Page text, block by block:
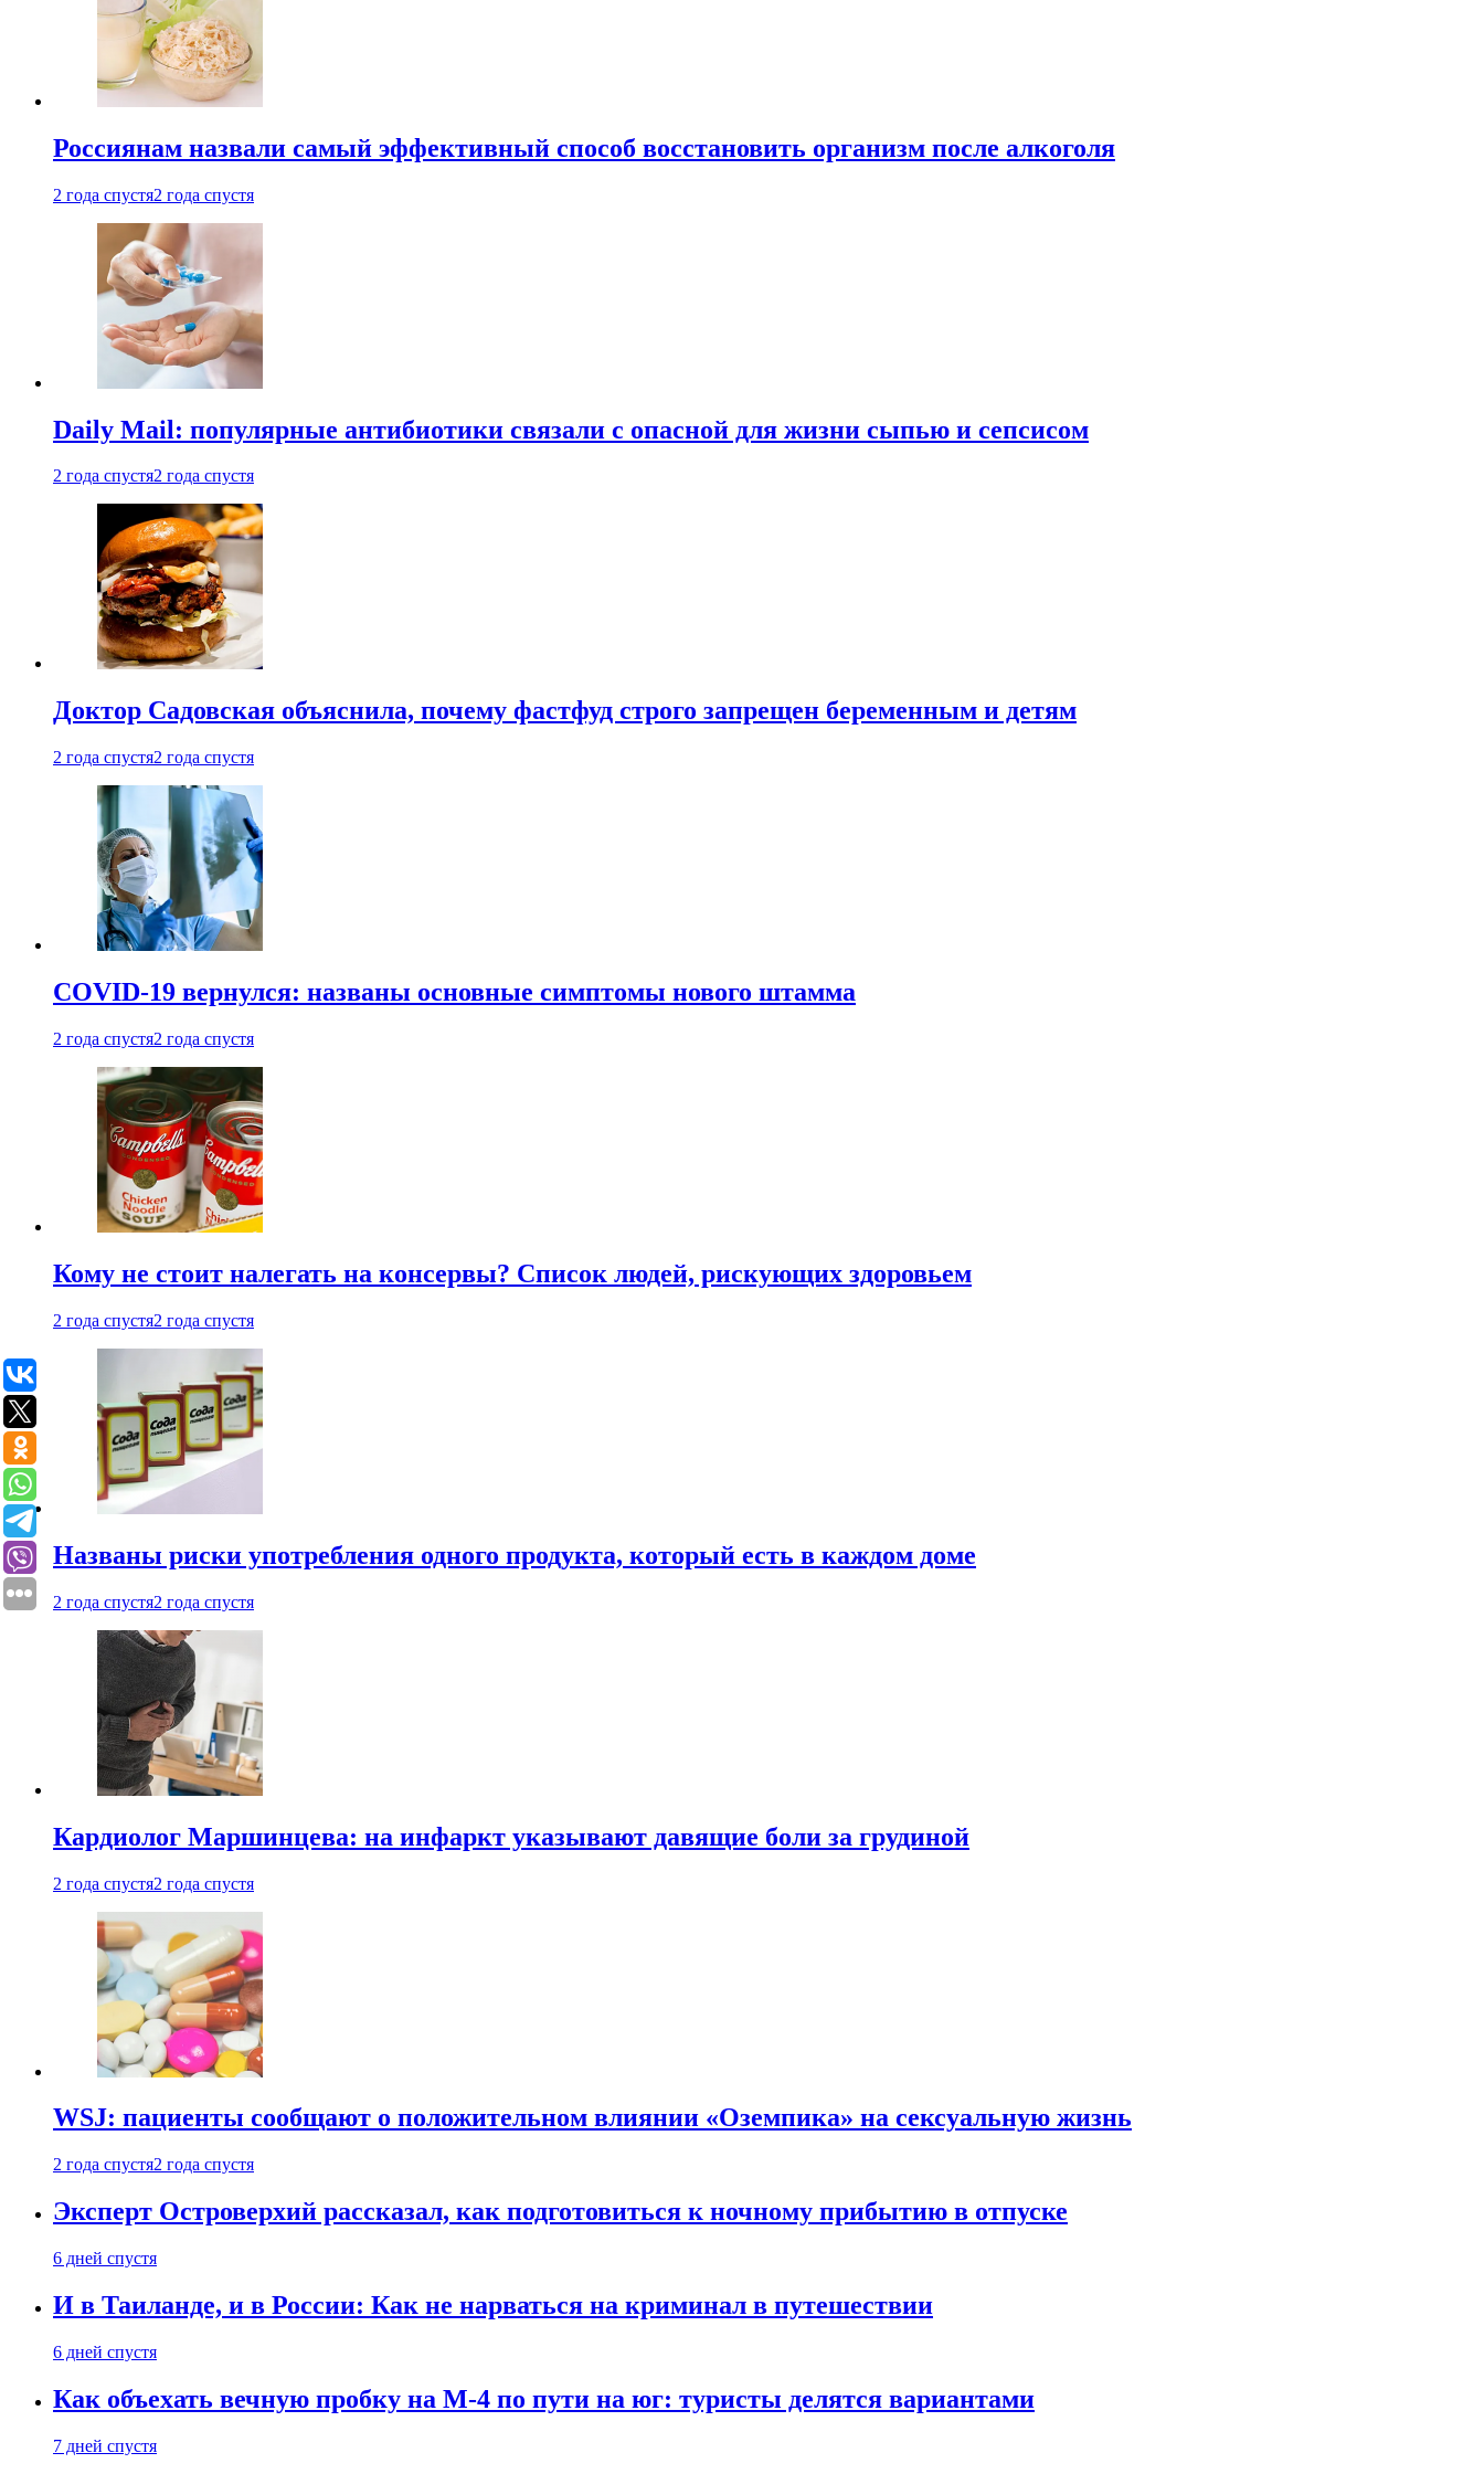
Россиянам назвали самый эффективный способ восстановить организм после алкоголя
2 года спустя2 года спустя
Daily Mail: популярные антибиотики связали с опасной для жизни сыпью и сепсисом
2 года спустя2 года спустя
Доктор Садовская объяснила, почему фастфуд строго запрещен беременным и детям
2 года спустя2 года спустя
COVID-19 вернулся: названы основные симптомы нового штамма
2 года спустя2 года спустя
Кому не стоит налегать на консервы? Список людей, рискующих здоровьем
2 года спустя2 года спустя
Названы риски употребления одного продукта, который есть в каждом доме
2 года спустя2 года спустя
Кардиолог Маршинцева: на инфаркт указывают давящие боли за грудиной
2 года спустя2 года спустя
WSJ: пациенты сообщают о положительном влиянии «Оземпика» на сексуальную жизнь
2 года спустя2 года спустя
Эксперт Островерхий рассказал, как подготовиться к ночному прибытию в отпуске
6 дней спустя
И в Таиланде, и в России: Как не нарваться на криминал в путешествии
6 дней спустя
Как объехать вечную пробку на М-4 по пути на юг: туристы делятся вариантами
7 дней спустя